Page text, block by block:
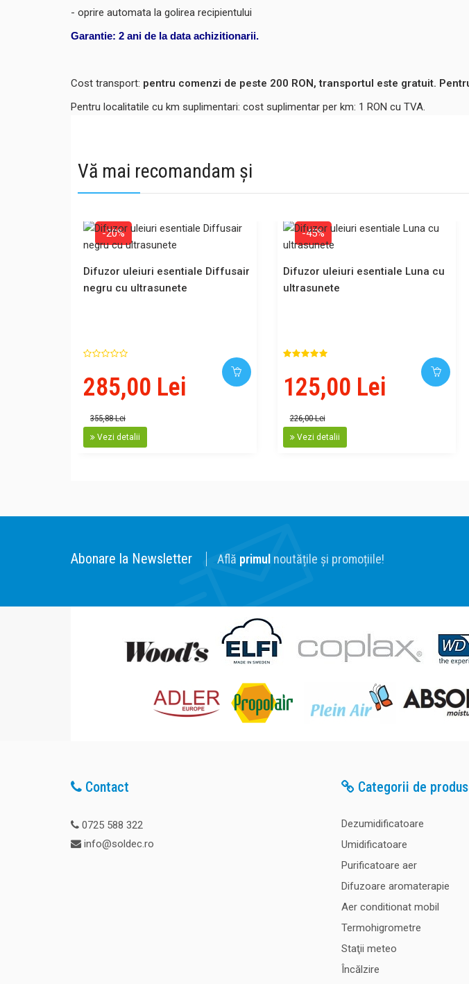
- oprire automata la golirea recipientului
Garantie: 2 ani de la data achizitionarii.
Cost transport: pentru comenzi de peste 200 RON, transportul este gratuit.
Pentru localitatile cu km suplimentari: cost suplimentar per km: 1 RON cu TVA.
Vă mai recomandam și
-20%
Difuzor uleiuri esentiale Diffusair
negru cu ultrasunete
285,00 Lei
355,88 Lei
Vezi detalii
-45%
Difuzor uleiuri esentiale Luna cu
ultrasunete
125,00 Lei
226,00 Lei
Vezi detalii
Abonare la Newsletter Află primul noutățile și promoțiile!
Contact
0725 588 322
info@soldec.ro
Categorii de
Dezumidificatoare
Umidificatoare
Purificatoare aer
Difuzoare aromaterapie
Aer conditionat mobil
Termohigrometre
Staţii meteo
Încălzire